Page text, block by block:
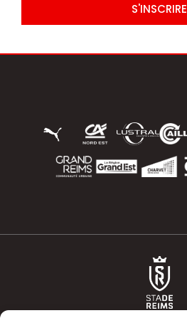
S'INSCRIRE